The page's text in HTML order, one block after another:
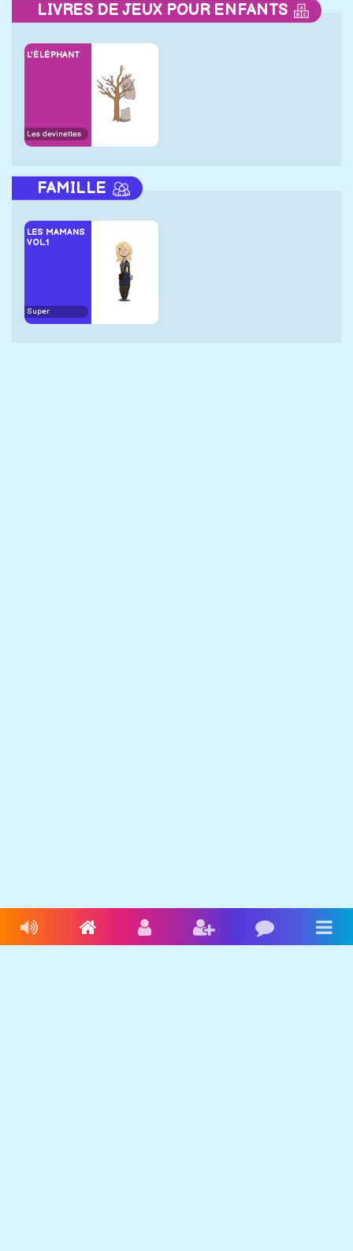
Livres audioAccueil ConnexionInscriptionBlog
LIVRES DE JEUX POUR ENFANTS
L'ÉLÉPHANT
Les devinettes
FAMILLE
LES MAMANS
VOL.1
Super